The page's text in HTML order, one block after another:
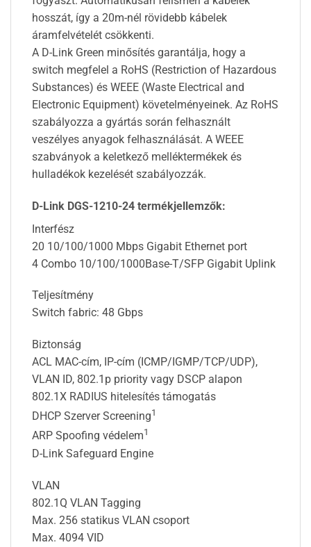
hosszát, így a 20m-nél rövidebb kábelek
áramfelvételét csökkenti.
A D-Link Green minősítés garantálja, hogy a
switch megfelel a RoHS (Restriction of Hazardous
Substances) és WEEE (Waste Electrical and
Electronic Equipment) követelményeinek. Az RoHS
szabályozza a gyártás során felhasznált
veszélyes anyagok felhasználását. A WEEE
szabványok a keletkező melléktermékek és
hulladékok kezelését szabályozzák.
D-Link DGS-1210-24 termékjellemzők:
Interfész
20 10/100/1000 Mbps Gigabit Ethernet port
4 Combo 10/100/1000Base-T/SFP Gigabit Uplink
Teljesítmény
Switch fabric: 48 Gbps
Biztonság
ACL MAC-cím, IP-cím (ICMP/IGMP/TCP/UDP),
VLAN ID, 802.1p priority vagy DSCP alapon
802.1X RADIUS hitelesítés támogatás
DHCP Szerver Screening1
ARP Spoofing védelem1
D-Link Safeguard Engine
VLAN
802.1Q VLAN Tagging
Max. 256 statikus VLAN csoport
Max. 4094 VID